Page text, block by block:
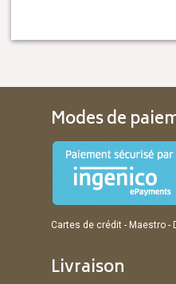
Modes de
Cartes de crédit - Maestro -
Livraison